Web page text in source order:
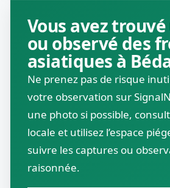
Vous avez
ou observé des
asiatiques à
Ne prenez pas de risque
votre observation sur
une photo si possible,
locale et utilisez l’espace
suivre les captures ou
raisonnée.